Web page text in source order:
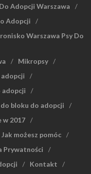
Adopcji Warszawa
Adopcji
Warszawa Psy Do
Mikropsy
adopcji
adopcji
do bloku do adopcji
w 2017
Jak możesz pomóc
Prywatności
Kontakt